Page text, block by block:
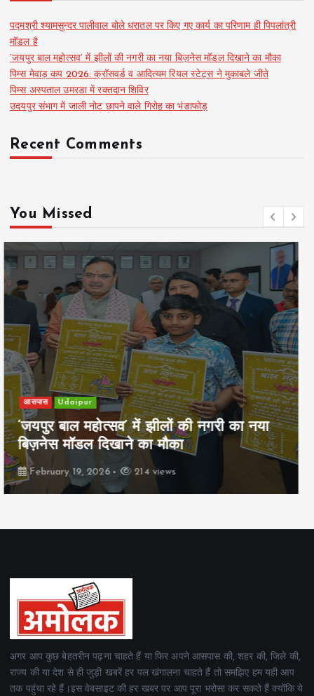
पद्मश्री श्यामसुन्दर पालीवाल बोले धरातल पर किए गए कार्य का परिणाम ही पिपलांत्री
मॉडल है
‘जयपुर बाल महोत्सव’ में झीलों की नगरी का नया बिज़नेस मॉडल दिखाने का मौका
पिम्स मेवाड़ कप 2026: क्रॉसवर्ड व आदित्यम रियल स्टेट्स ने मुकाबले जीते
पिम्स अस्पताल उमरडा में रक्तदान शिविर
उदयपुर संभाग में जाली नोट छापने वाले गिरोह का भंडाफोड़
Recent Comments
You Missed
खेल Udaipur
पिम्स मेवाड़ कप 2026: क्रॉसवर्ड व आदित्यम
रियल स्टेट्स ने मुकाबले जीते
February 19, 2026 167 views
अगर आप कुछ बेहतरीन पढ़ना चाहते हैं या फिर अपने आसपास की, शहर की, जिले की,
राज्य की या देश से ही जुड़ी खबरें हर पल खंगालना चाहते हैं तो समझिए हम यही आप
तक पहुंचा रहे हैं।इस वेबसाइट की हर खबर पर आप पूरा भरोसा कर सकते हैं क्योंकि ये